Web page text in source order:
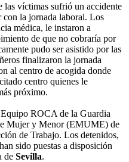
las víctimas sufrió un accidente
la jornada laboral. Los
médica, le instaron a
de que no cobraría por
pudo ser asistido por las
finalizaron la jornada
al centro de acogida donde
centro quienes le
próximo.
ROCA de la Guardia
Mujer y Menor (EMUME) de
de Trabajo. Los detenidos,
sido puestas a disposición
de Sevilla.